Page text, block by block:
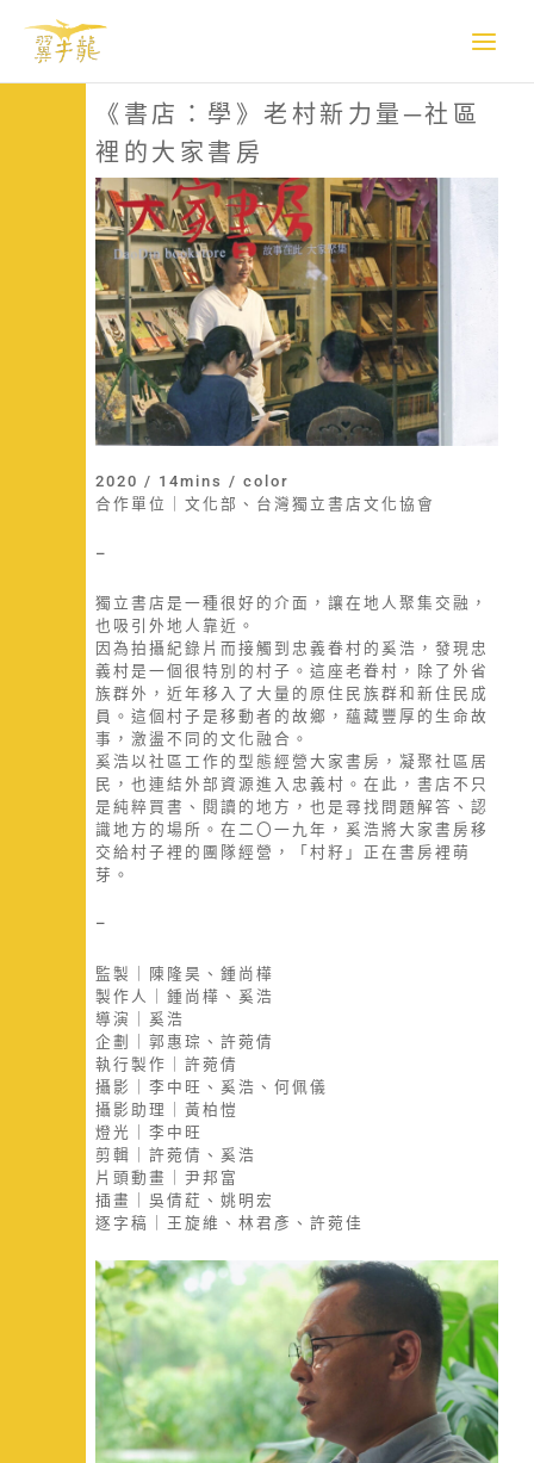
《書店：學》老村新力量─社區
裡的大家書房
2020 / 14mins / color
合作單位｜文化部、台灣獨立書店文化協會
–
獨立書店是一種很好的介面，讓在地人聚集交融，
也吸引外地人靠近。
因為拍攝紀錄片而接觸到忠義眷村的奚浩，發現忠
義村是一個很特別的村子。這座老眷村，除了外省
族群外，近年移入了大量的原住民族群和新住民成
員。這個村子是移動者的故鄉，蘊藏豐厚的生命故
事，激盪不同的文化融合。
奚浩以社區工作的型態經營大家書房，凝聚社區居
民，也連結外部資源進入忠義村。在此，書店不只
是純粹買書、閱讀的地方，也是尋找問題解答、認
識地方的場所。在二〇一九年，奚浩將大家書房移
交給村子裡的團隊經營，「村籽」正在書房裡萌
芽。
–
監製｜陳隆昊、鍾尚樺
製作人｜鍾尚樺、奚浩
導演｜奚浩
企劃｜郭惠琮、許菀倩
執行製作｜許菀倩
攝影｜李中旺、奚浩、何佩儀
攝影助理｜黃柏愷
燈光｜李中旺
剪輯｜許菀倩、奚浩
片頭動畫｜尹邦富
插畫｜吳倩葒、姚明宏
逐字稿｜王旋維、林君彥、許菀佳